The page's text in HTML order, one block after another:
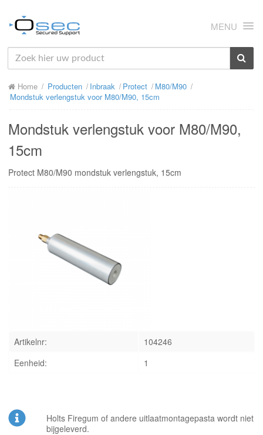
MENU
HOME
OVER ONS
CONTACT
INLOGGEN
Home Producten Inbraak Protect
M80/M90
Mondstuk verlengstuk voor M80/M90, 15cm
Mondstuk verlengstuk voor M80/M90,
15cm
Protect M80/M90 mondstuk verlengstuk, 15cm
Artikelnr:
104246
Eenheid:
1
Holts Firegum of andere uitlaatmontagepasta wordt niet
bijgeleverd.